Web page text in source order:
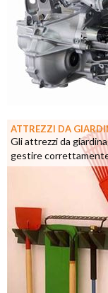
ATTREZZI DA
Gli attrezzi da
gestire